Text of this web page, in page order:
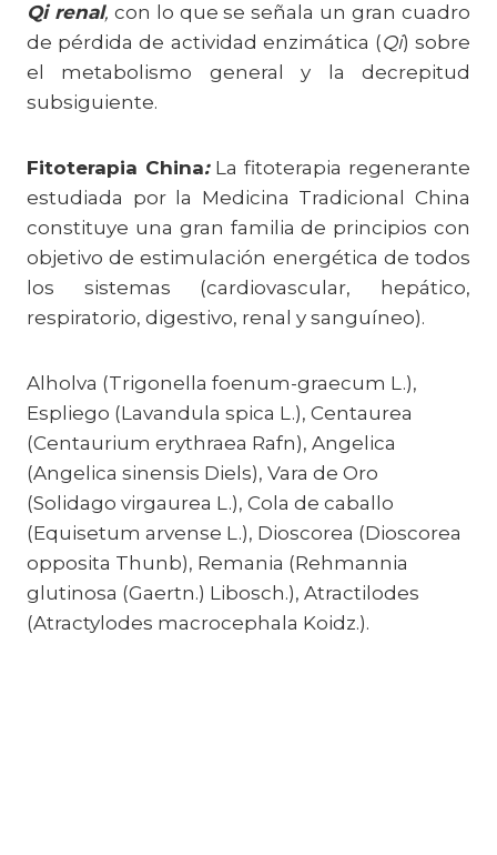
Qi renal, con lo que se señala un gran cuadro
de pérdida de actividad enzimática (Qi) sobre
el metabolismo general y la decrepitud
subsiguiente.
Fitoterapia China:La fitoterapia regenerante
estudiada por la Medicina Tradicional China
constituye una gran familia de principios con
objetivo de estimulación energética de todos
los sistemas (cardiovascular, hepático,
respiratorio, digestivo, renal y sanguíneo).
Alholva (Trigonella foenum-graecum L.),
Espliego (Lavandula spica L.), Centaurea
(Centaurium erythraea Rafn), Angelica
(Angelica sinensis Diels), Vara de Oro
(Solidago virgaurea L.), Cola de caballo
(Equisetum arvense L.), Dioscorea (Dioscorea
opposita Thunb), Remania (Rehmannia
glutinosa (Gaertn.) Libosch.), Atractilodes
(Atractylodes macrocephala Koidz.).